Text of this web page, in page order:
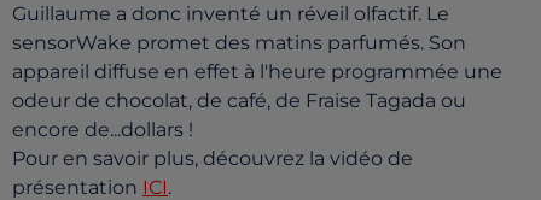
Guillaume a donc inventé un réveil olfactif. Le
sensorWake promet des matins parfumés. Son
appareil diffuse en effet à l'heure programmée une
odeur de chocolat, de café, de Fraise Tagada ou
encore de...dollars !
Pour en savoir plus, découvrez la vidéo de
présentation ICI.